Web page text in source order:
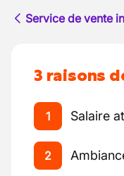
Service de vente
3 raisons
1 Salaire
2